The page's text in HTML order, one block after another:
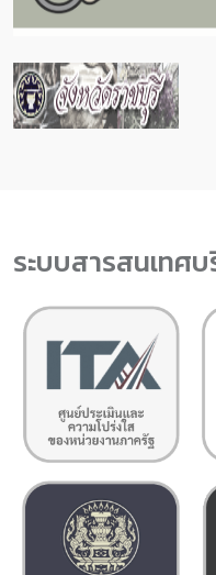
ระบบสารสนเทศ